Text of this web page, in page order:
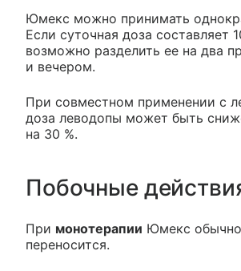
Юмекс можно принимать
Если суточная доза составляет
возможно разделить ее на два
и вечером.
При совместном применении с
доза леводопы может быть
на 30 %.
Побочные
При монотерапии Юмекс
переносится.